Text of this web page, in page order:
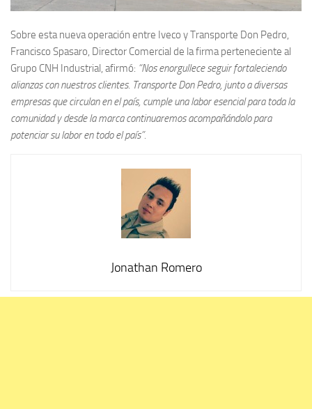
Sobre esta nueva operación entre Iveco y Transporte Don Pedro,
Francisco Spasaro, Director Comercial de la firma perteneciente al
Grupo CNH Industrial, afirmó: “Nos enorgullece seguir fortaleciendo
alianzas con nuestros clientes. Transporte Don Pedro, junto a diversas
empresas que circulan en el país, cumple una labor esencial para toda la
comunidad y desde la marca continuaremos acompañándolo para
potenciar su labor en todo el país”.
Jonathan Romero